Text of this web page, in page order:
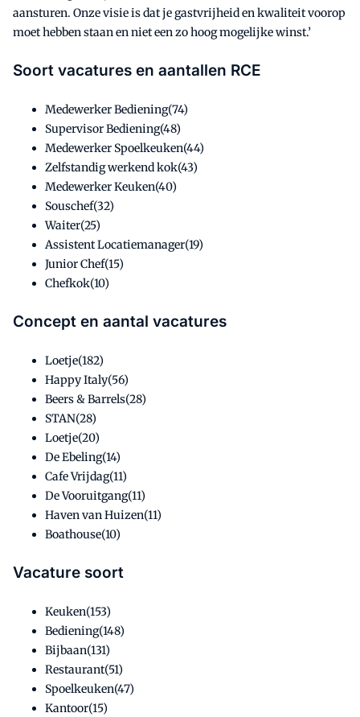
aansturen. Onze visie is dat je gastvrijheid en kwaliteit voorop
moet hebben staan en niet een zo hoog mogelijke winst.’
Soort vacatures en aantallen RCE
Medewerker Bediening(74)
Supervisor Bediening(48)
Medewerker Spoelkeuken(44)
Zelfstandig werkend kok(43)
Medewerker Keuken(40)
Souschef(32)
Waiter(25)
Assistent Locatiemanager(19)
Junior Chef(15)
Chefkok(10)
Concept en aantal vacatures
Loetje(182)
Happy Italy(56)
Beers & Barrels(28)
STAN(28)
Loetje(20)
De Ebeling(14)
Cafe Vrijdag(11)
De Vooruitgang(11)
Haven van Huizen(11)
Boathouse(10)
Vacature soort
Keuken(153)
Bediening(148)
Bijbaan(131)
Restaurant(51)
Spoelkeuken(47)
Kantoor(15)